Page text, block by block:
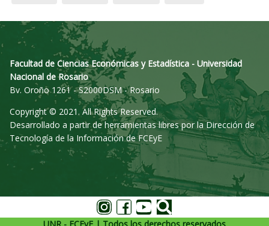
Facultad de Ciencias Económicas y Estadística - Universidad
Nacional de Rosario
Bv. Oroño 1261 - S2000DSM - Rosario
Copyright © 2021. All Rights Reserved.
Desarrollado a partir de herramientas libres por la Dirección de
Tecnología de la Información de FCEyE